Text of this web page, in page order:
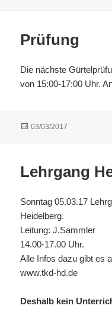
Prüfung
Die nächste
von 15:00-17:00 Uhr.
Veröffentlicht
03/03/2017
Lehrgang
Sonntag 05.03.17
Heidelberg.
Leitung: J.Sammler
14.00-17.00 Uhr.
Alle Infos dazu gibt es
www.tkd-hd.de
Deshalb kein